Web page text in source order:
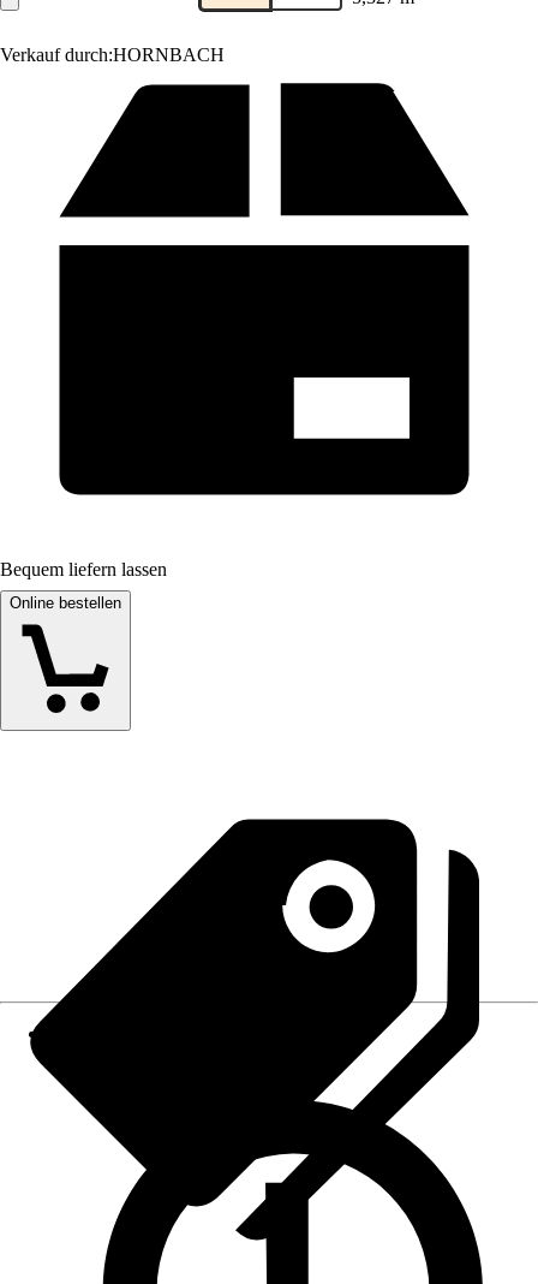
Verkauf durch:HORNBACH
Bequem liefern lassen
Online bestellen